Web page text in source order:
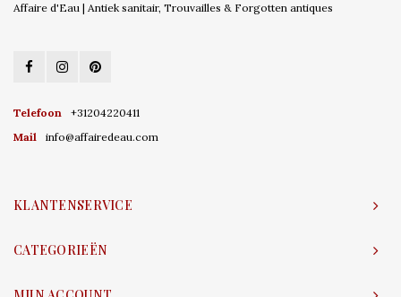
Affaire d'Eau | Antiek sanitair, Trouvailles & Forgotten antiques
Telefoon
+31204220411
Mail
info@affairedeau.com
KLANTENSERVICE
CATEGORIEËN